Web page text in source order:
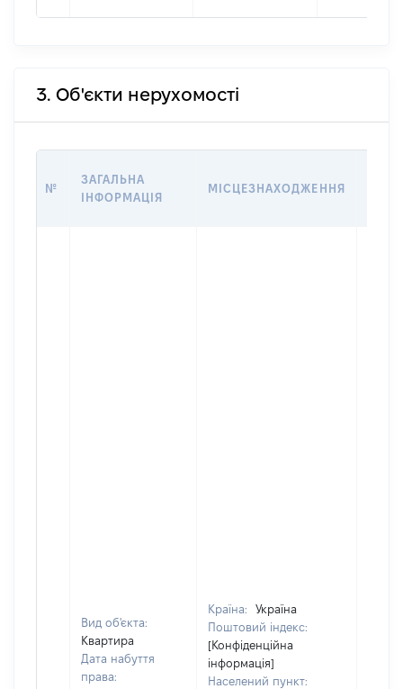
3. Об'єкти нерухомості
№
ЗАГАЛЬНА
ІНФОРМАЦІЯ
МІСЦЕЗНАХОДЖЕННЯ
Вид об'єкта:
Квартира
Дата набуття
права:
Країна:
Україна
Поштовий індекс:
[Конфіденційна
інформація]
Населений пункт: